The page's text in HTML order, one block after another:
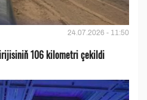
24.07.2026 - 11:50
106 kilometri çekildi